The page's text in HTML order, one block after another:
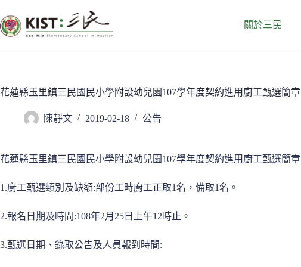
至
主
要
關於三民
花蓮縣玉里鎮三民國民小學附設幼兒園107學年度契約進用廚工甄選簡章
陳靜文 2019-02-18 公告
花蓮縣玉里鎮三民國民小學附設幼兒園107學年度契約進用廚工甄選簡章
1.廚工甄選類別及缺額:部份工時廚工正取1名，備取1名。
2.報名日期及時間:108年2月25日上午12時止。
3.甄選日期、錄取公告及人員報到時間: